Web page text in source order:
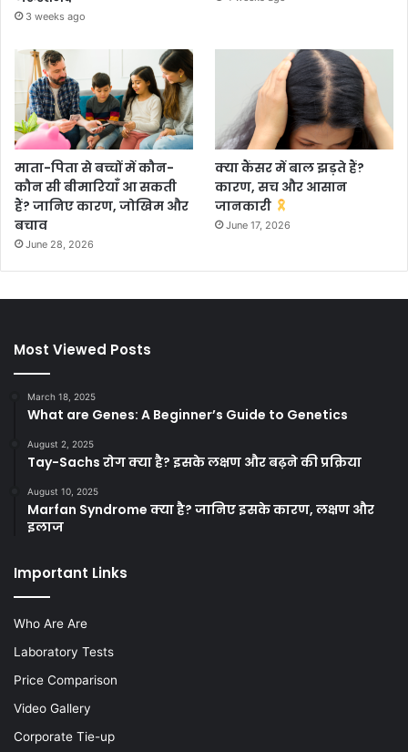
3 weeks ago
माता-पिता से बच्चों में कौन-
कौन सी बीमारियाँ आ सकती
हैं? जानिए कारण, जोखिम और
बचाव
June 28, 2026
क्या कैंसर में बाल झड़ते हैं?
कारण, सच और आसान
जानकारी
June 17, 2026
Most Viewed Posts
March 18, 2025
What are Genes: A Beginner’s Guide to Genetics
August 2, 2025
Tay-Sachs रोग क्या है? इसके लक्षण और बढ़ने की प्रक्रिया
August 10, 2025
Marfan Syndrome क्या है? जानिए इसके कारण, लक्षण और
इलाज
Important Links
Who Are Are
Laboratory Tests
Price Comparison
Video Gallery
Corporate Tie-up